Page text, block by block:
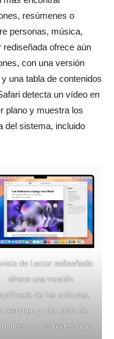
resúmenes o
personas, música,
ofrece aún
con una versión
una tabla de contenidos
detecta un vídeo en
plano y muestra los
del sistema, incluido
de Lector rediseñada
ofrece una versión
de los artículos,
resumen y una tabla de
en los textos más